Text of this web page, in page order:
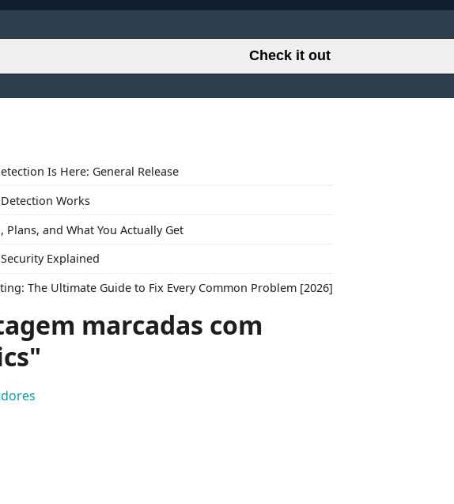
Check it out
Is Here: General Release
Works
Plans, and What You Actually Get
Explained
The Ultimate Guide to Fix Every Common Problem [2026]
marcadas com